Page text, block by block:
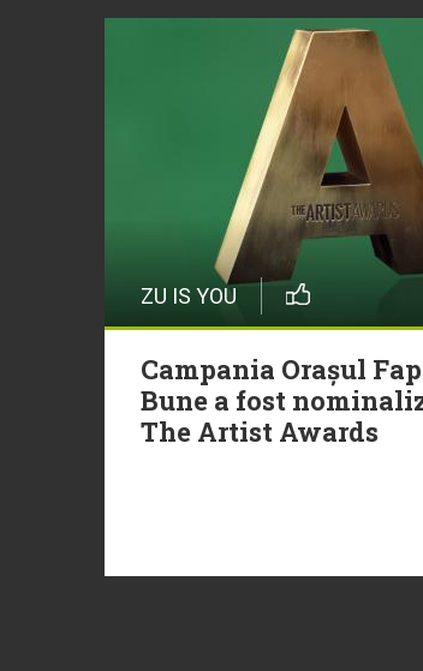
ZU IS YOU
Campania Orașul
Bune a fost
The Artist Awards